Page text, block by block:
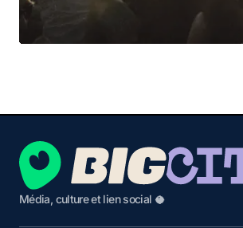
Média, culture et lien social 🥥